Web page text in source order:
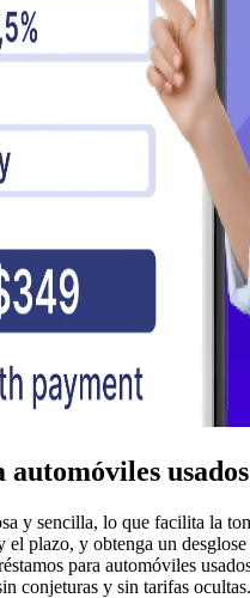
y sencilla, lo que facilita la
plazo, y obtenga un
para automóviles
conjeturas y sin tarifas ocultas.